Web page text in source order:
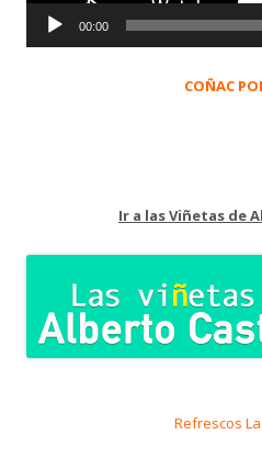
00:00
COÑAC
Ir a las Viñetas de
Refrescos